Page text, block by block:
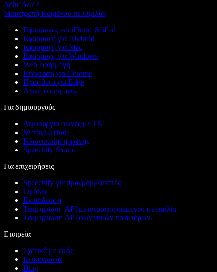
Δείτε όλα
Μετατροπή Κειμένου σε Ομιλία
Εφαρμογές για iPhone & iPad
Εφαρμογή για Android
Εφαρμογή για Mac
Εφαρμογή για Windows
Web εφαρμογή
Επέκταση για Chrome
Πρόσθετο για Edge
Λήψη εφαρμογής
Για δημιουργούς
Δημιουργία φωνής με ΤΝ
Μεταγλώττιση
Κλωνοποίηση φωνής
Speechify Studio
Για επιχειρήσεις
Speechify για προγραμματιστές
Ομάδες
Εκπαίδευση
Τεκμηρίωση API μετατροπής κειμένου σε ομιλία
Τεκμηρίωση API φωνητικών πρακτόρων
Εταιρεία
Σχετικά με εμάς
Επικοινωνία
Blog